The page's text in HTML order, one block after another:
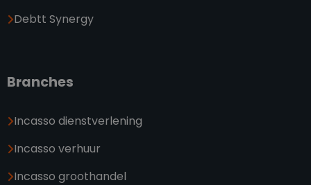
Debtt Synergy
Branches
Incasso dienstverlening
Incasso verhuur
Incasso groothandel